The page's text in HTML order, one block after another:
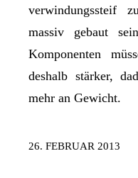
verwindungssteif
massiv gebaut
Komponenten
deshalb stärker,
mehr an Gewicht.
26. FEBRUAR 2013